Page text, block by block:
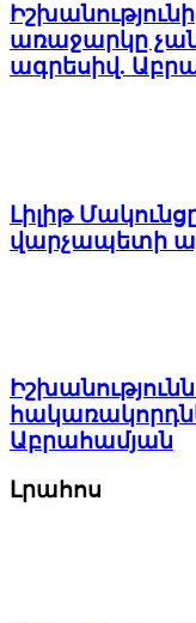
առաջարկը
ագրեսիվ.
Լիլիթ
վարչապետի
Աբրահամյան
Լրահոս